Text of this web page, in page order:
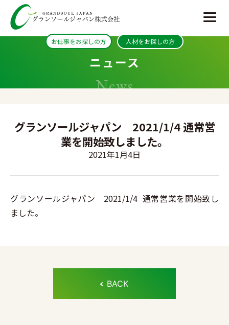
お仕事をお探しの方 人材をお探しの方
ニュース
News
グランソールジャパン 2021/1/4 通常営
業を開始致しました。
2021年1月4日
グランソールジャパン 2021/1/4 通常営業を開始致し
ました。
BACK